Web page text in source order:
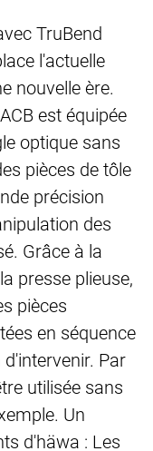
TruBend
l'actuelle
nouvelle ère.
est équipée
optique sans
pièces de tôle
précision
des
Grâce à la
presse plieuse,
pièces
en séquence
Par
utilisée sans
Un
d'häwa : Les